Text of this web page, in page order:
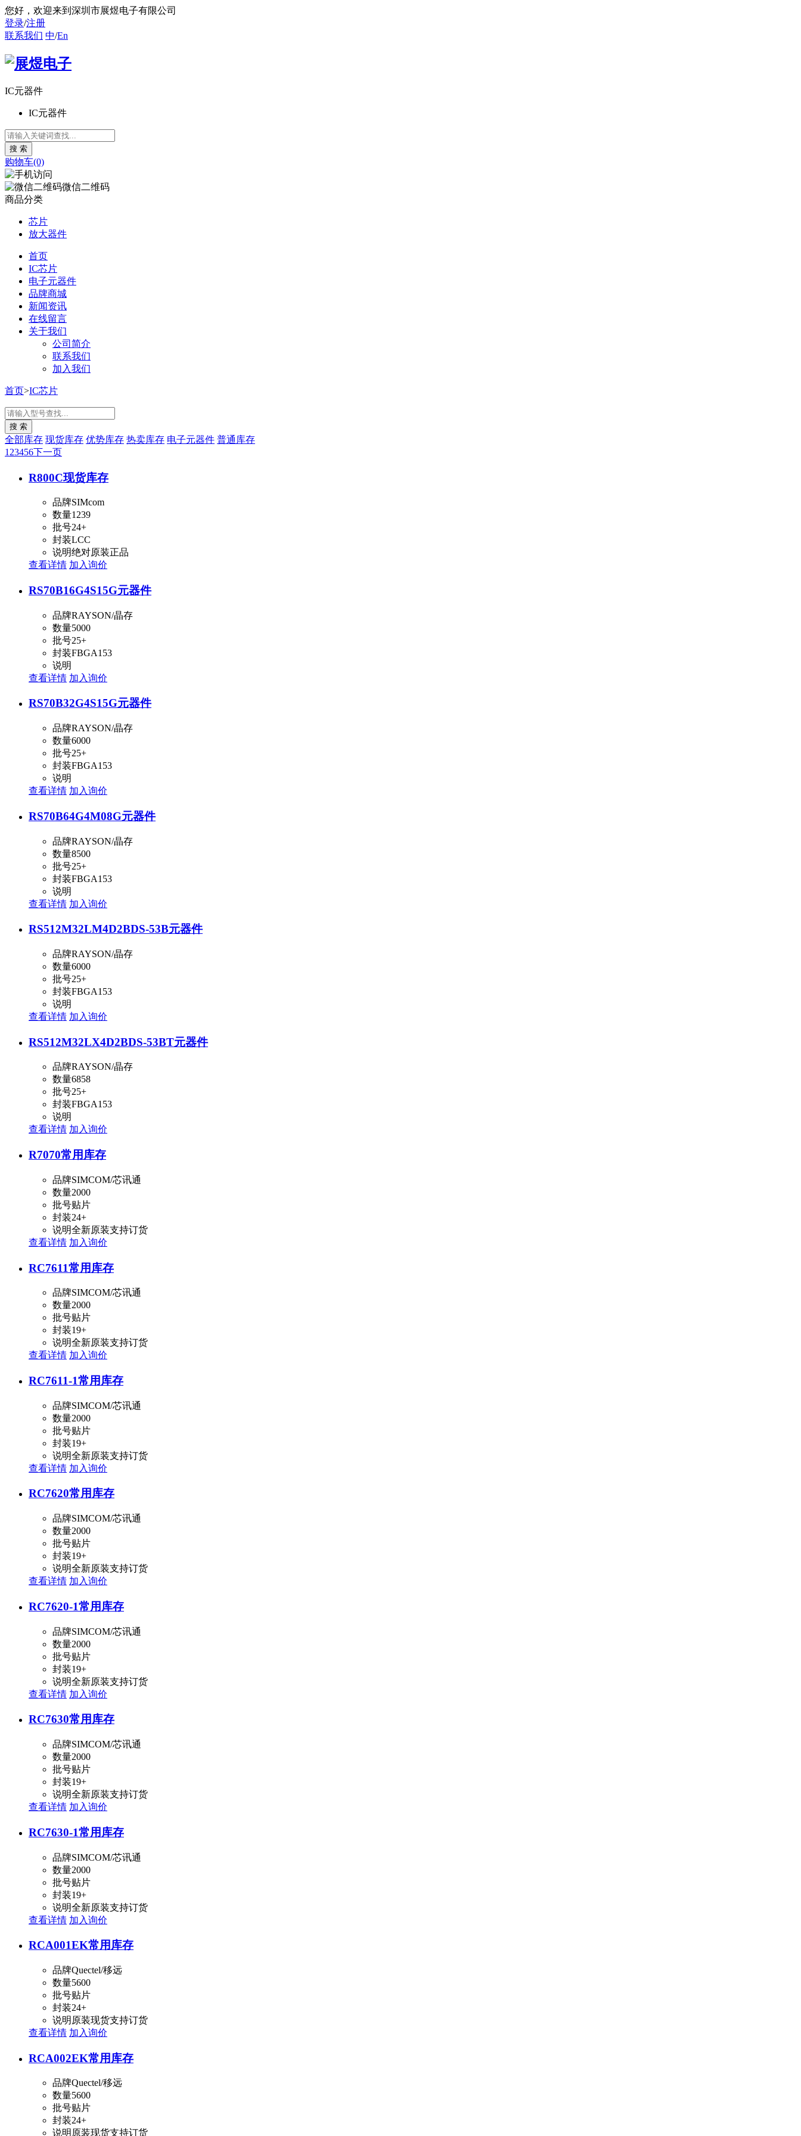
您好 ，欢迎来到深圳市展煜电子有限公司
登录/注册
联系我们 中/En
IC元器件
IC元器件
购物车(0)
微信二维码
商品分类
芯片
放大器件
首页
IC芯片
电子元器件
品牌商城
新闻资讯
在线留言
关于我们
公司简介
联系我们
加入我们
首页>IC芯片
全部库存 现货库存 优势库存 热卖库存 电子元器件 普通库存
1 23456下一页
R800C现货库存
品牌SIMcom
数量1239
批号24+
封装LCC
说明绝对原装正品
查看详情 加入询价
RS70B16G4S15G元器件
品牌RAYSON/晶存
数量5000
批号25+
封装FBGA153
说明
查看详情 加入询价
RS70B32G4S15G元器件
品牌RAYSON/晶存
数量6000
批号25+
封装FBGA153
说明
查看详情 加入询价
RS70B64G4M08G元器件
品牌RAYSON/晶存
数量8500
批号25+
封装FBGA153
说明
查看详情 加入询价
RS512M32LM4D2BDS-53B元器件
品牌RAYSON/晶存
数量6000
批号25+
封装FBGA153
说明
查看详情 加入询价
RS512M32LX4D2BDS-53BT元器件
品牌RAYSON/晶存
数量6858
批号25+
封装FBGA153
说明
查看详情 加入询价
R7070常用库存
品牌SIMCOM/芯讯通
数量2000
批号贴片
封装24+
说明全新原装支持订货
查看详情 加入询价
RC7611常用库存
品牌SIMCOM/芯讯通
数量2000
批号贴片
封装19+
说明全新原装支持订货
查看详情 加入询价
RC7611-1常用库存
品牌SIMCOM/芯讯通
数量2000
批号贴片
封装19+
说明全新原装支持订货
查看详情 加入询价
RC7620常用库存
品牌SIMCOM/芯讯通
数量2000
批号贴片
封装19+
说明全新原装支持订货
查看详情 加入询价
RC7620-1常用库存
品牌SIMCOM/芯讯通
数量2000
批号贴片
封装19+
说明全新原装支持订货
查看详情 加入询价
RC7630常用库存
品牌SIMCOM/芯讯通
数量2000
批号贴片
封装19+
说明全新原装支持订货
查看详情 加入询价
RC7630-1常用库存
品牌SIMCOM/芯讯通
数量2000
批号贴片
封装19+
说明全新原装支持订货
查看详情 加入询价
RCA001EK常用库存
品牌Quectel/移远
数量5600
批号贴片
封装24+
说明 原装现货支持订货
查看详情 加入询价
RCA002EK常用库存
品牌Quectel/移远
数量5600
批号贴片
封装24+
说明 原装现货支持订货